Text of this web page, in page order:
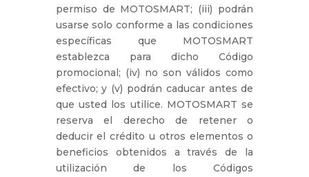
permiso de MOTOSMART; (iii) podrán
usarse solo conforme a las condiciones
específicas que MOTOSMART
establezca para dicho Código
promocional; (iv) no son válidos como
efectivo; y (v) podrán caducar antes de
que usted los utilice. MOTOSMART se
reserva el derecho de retener o
deducir el crédito u otros elementos o
beneficios obtenidos a través de la
utilización de los Códigos